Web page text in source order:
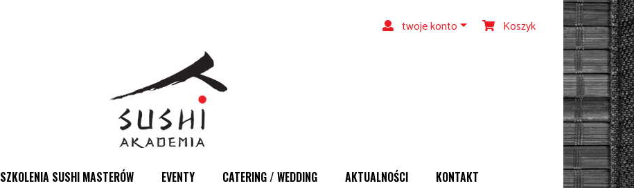
twoje konto Koszyk
SZKOLENIA SUSHI MASTERÓW EVENTY CATERING / WEDDING AKTUALNOŚCI KONTAKT